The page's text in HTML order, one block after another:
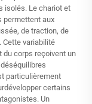
isolés. Le chariot et
permettent aux
de traction, de
Cette variabilité
du corps reçoivent un
particulièrement
certains
Un